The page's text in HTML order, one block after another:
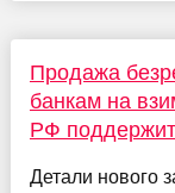
Продажа
банкам на
РФ
Детали нового